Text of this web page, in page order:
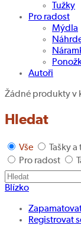
Tužky
Pro radost
Mýdla
Autoři
Žádné produkty v
Hledat
Vše Tašky
Pro radost
Blízko
Registrovat